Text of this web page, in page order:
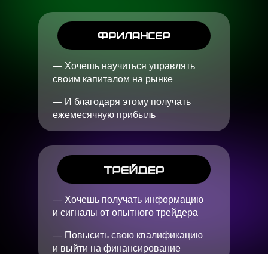
— Хочешь научиться управлять
своим капиталом на рынке
— Хочешь получать информацию
и сигналы от опытного трейдера
— Повысить свою квалификацию
и выйти на финансирование
— И благодаря этому получать
ежемесячную прибыль